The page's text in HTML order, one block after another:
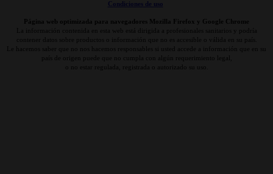
Condiciones de uso
Página web optimizada para navegadores Mozilla Firefox y Google Chrome
La información contenida en esta web está dirigida a profesionales sanitarios y podría
contener datos sobre productos o información que no es accesible o válida en su país.
Le hacemos saber que no nos hacemos responsables si usted accede a información que en su
país de origen puede que no cumpla con algún requerimiento legal,
o no estar regulada, registrada o autorizado su uso.